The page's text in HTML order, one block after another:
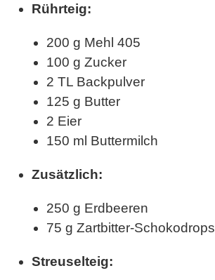
Rührteig:
200 g Mehl 405
100 g Zucker
2 TL Backpulver
125 g Butter
2 Eier
150 ml Buttermilch
Zusätzlich:
250 g Erdbeeren
75 g Zartbitter-Schokodrops
Streuselteig: